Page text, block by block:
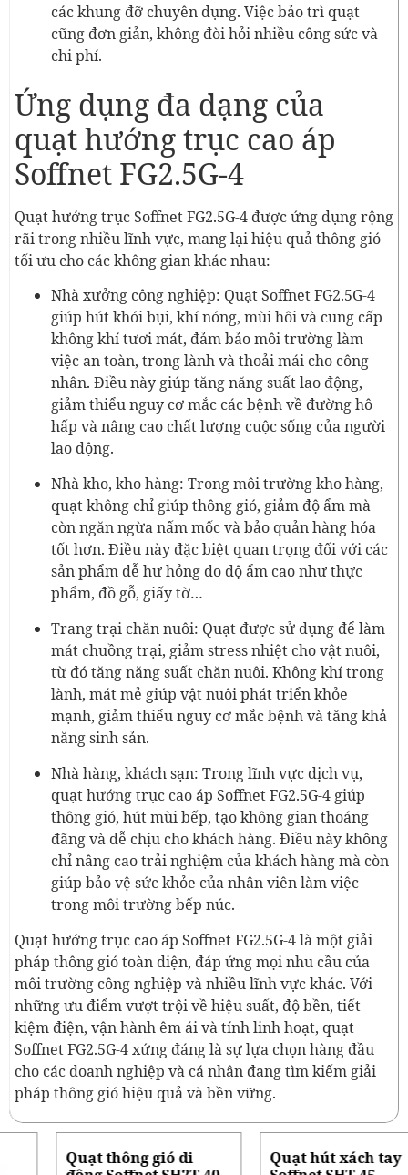
các khung đỡ chuyên dụng. Việc bảo trì quạt
cũng đơn giản, không đòi hỏi nhiều công sức và
chi phí.
Ứng dụng đa dạng của
quạt hướng trục cao áp
Soffnet FG2.5G-4
Quạt hướng trục Soffnet FG2.5G-4 được ứng dụng rộng
rãi trong nhiều lĩnh vực, mang lại hiệu quả thông gió
tối ưu cho các không gian khác nhau:
Nhà xưởng công nghiệp: Quạt Soffnet FG2.5G-4
giúp hút khói bụi, khí nóng, mùi hôi và cung cấp
không khí tươi mát, đảm bảo môi trường làm
việc an toàn, trong lành và thoải mái cho công
nhân. Điều này giúp tăng năng suất lao động,
giảm thiểu nguy cơ mắc các bệnh về đường hô
hấp và nâng cao chất lượng cuộc sống của người
lao động.
Nhà kho, kho hàng: Trong môi trường kho hàng,
quạt không chỉ giúp thông gió, giảm độ ẩm mà
còn ngăn ngừa nấm mốc và bảo quản hàng hóa
tốt hơn. Điều này đặc biệt quan trọng đối với các
sản phẩm dễ hư hỏng do độ ẩm cao như thực
phẩm, đồ gỗ, giấy tờ…
Trang trại chăn nuôi: Quạt được sử dụng để làm
mát chuồng trại, giảm stress nhiệt cho vật nuôi,
từ đó tăng năng suất chăn nuôi. Không khí trong
lành, mát mẻ giúp vật nuôi phát triển khỏe
mạnh, giảm thiểu nguy cơ mắc bệnh và tăng khả
năng sinh sản.
Nhà hàng, khách sạn: Trong lĩnh vực dịch vụ,
quạt hướng trục cao áp Soffnet FG2.5G-4 giúp
thông gió, hút mùi bếp, tạo không gian thoáng
đãng và dễ chịu cho khách hàng. Điều này không
chỉ nâng cao trải nghiệm của khách hàng mà còn
giúp bảo vệ sức khỏe của nhân viên làm việc
trong môi trường bếp núc.
Quạt hướng trục cao áp Soffnet FG2.5G-4 là một giải
pháp thông gió toàn diện, đáp ứng mọi nhu cầu của
môi trường công nghiệp và nhiều lĩnh vực khác. Với
những ưu điểm vượt trội về hiệu suất, độ bền, tiết
kiệm điện, vận hành êm ái và tính linh hoạt, quạt
Soffnet FG2.5G-4 xứng đáng là sự lựa chọn hàng đầu
cho các doanh nghiệp và cá nhân đang tìm kiếm giải
pháp thông gió hiệu quả và bền vững.